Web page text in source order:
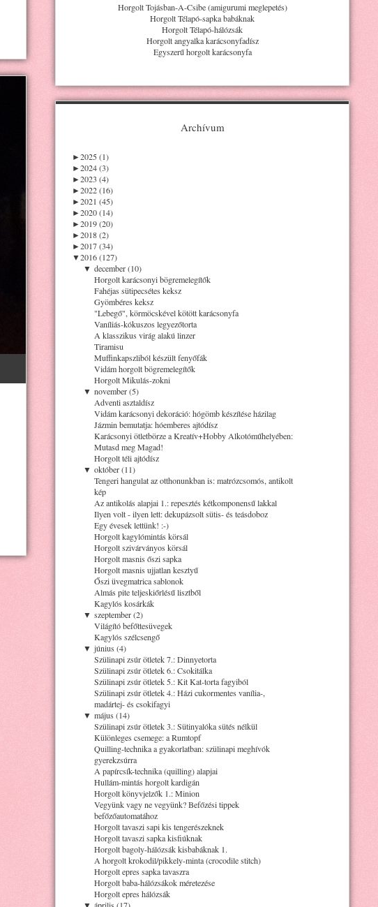
Horgolt Tojásban-A-Csibe (amigurumi meglepetés)
Horgolt Télapó-sapka babáknak
Horgolt Télapó-hálózsák
Horgolt angyalka karácsonyfadísz
Egyszerű horgolt karácsonyfa
Archívum
►2025 (1)
►2024 (3)
►2023 (4)
►2022 (16)
►2021 (45)
►2020 (14)
►2019 (20)
►2018 (2)
►2017 (34)
▼2016 (127)
▼ december (10)
Horgolt karácsonyi bögremelegítők
Fahéjas sütipecsétes keksz
Gyömbéres keksz
"Lebegő", körmöcskével kötött karácsonyfa
Vaníliás-kókuszos legyezőtorta
A klasszikus virág alakú linzer
Tiramisu
Muffinkapszliból készült fenyőfák
Vidám horgolt bögremelegítők
Horgolt Mikulás-zokni
▼ november (5)
Adventi asztaldísz
Vidám karácsonyi dekoráció: hógömb készítése házilag
Jázmin bemutatja: hóemberes ajtódísz
Karácsonyi ötletbörze a Kreatív+Hobby Alkotóműhelyében:
Mutasd meg Magad!
Horgolt téli ajtódísz
▼ október (11)
Tengeri hangulat az otthonunkban is: matrózcsomós, antikolt
kép
Az antikolás alapjai 1.: repesztés kétkomponensű lakkal
Ilyen volt - ilyen lett: dekupázsolt sütis- és teásdoboz
Egy évesek lettünk! :-)
Horgolt kagylómintás körsál
Horgolt szivárványos körsál
Horgolt masnis őszi sapka
Horgolt masnis ujjatlan kesztyű
Őszi üvegmatrica sablonok
Almás pite teljeskiőrlésű lisztből
Kagylós kosárkák
▼ szeptember (2)
Világító befőttesüvegek
Kagylós szélcsengő
▼ június (4)
Szülinapi zsúr ötletek 7.: Dinnyetorta
Szülinapi zsúr ötletek 6.: Csokitálka
Szülinapi zsúr ötletek 5.: Kit Kat-torta fagyiból
Szülinapi zsúr ötletek 4.: Házi cukormentes vanília-,
madártej- és csokifagyi
▼ május (14)
Szülinapi zsúr ötletek 3.: Sütinyalóka sütés nélkül
Különleges csemege: a Rumtopf
Quilling-technika a gyakorlatban: szülinapi meghívók
gyerekzsúrra
A papírcsík-technika (quilling) alapjai
Hullám-mintás horgolt kardigán
Horgolt könyvjelzők 1.: Minion
Vegyünk vagy ne vegyünk? Befőzési tippek
befőzőautomatához
Horgolt tavaszi sapi kis tengerészeknek
Horgolt tavaszi sapka kisfiúknak
Horgolt bagoly-hálózsák kisbabáknak 1.
A horgolt krokodil/pikkely-minta (crocodile stitch)
Horgolt epres sapka tavaszra
Horgolt baba-hálózsákok méretezése
Horgolt epres hálózsák